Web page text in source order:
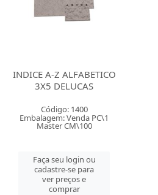
INDICE A-Z ALFABETICO
3X5 DELUCAS
Código: 1400
Embalagem: Venda PC\1
Master CM\100
Faça seu login ou
cadastre-se para
ver preços e
comprar